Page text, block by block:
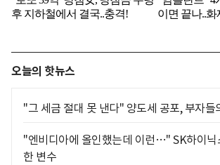
오늘의 핫뉴스
"그 세금 절대 못 낸다" 양도세 공포, 부자들
"엔비디아에 올인했는데 이런…" SK하이닉
한 변수